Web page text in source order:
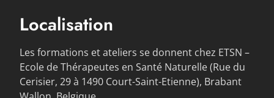
Localisation
Les formations et ateliers se donnent chez ETSN –
Ecole de Thérapeutes en Santé Naturelle (Rue du
Cerisier, 29 à 1490 Court-Saint-Etienne), Brabant